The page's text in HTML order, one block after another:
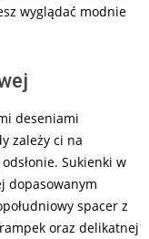
wyglądać modnie
deseniami
zależy ci na
Sukienki w
dopasowanym
spacer z
oraz delikatnej